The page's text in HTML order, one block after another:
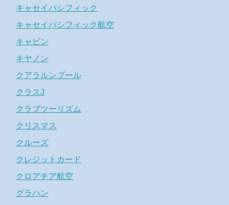
キャセイパシフィック
キャセイパシフィック航空
キャビン
キヤノン
クアラルンプール
クラスJ
クラブツーリズム
クリスマス
クルーズ
クレジットカード
クロアチア航空
グラハン